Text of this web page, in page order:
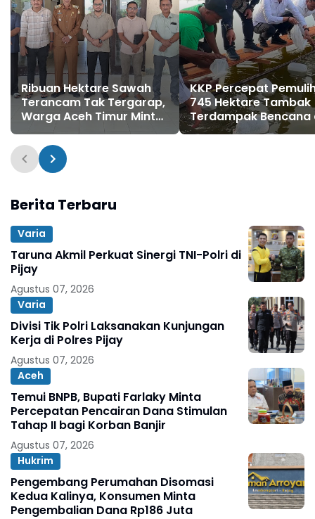
Ribuan Hektare Sawah
Terancam Tak Tergarap,
Warga Aceh Timur Minta
Haji Uma Perjuangkan
Penanganan Darurat
KKP Percepat
745 Hektare Tambak
Terdampak Bencana
Pidie Jaya
Berita Terbaru
Varia
Taruna Akmil Perkuat Sinergi TNI-Polri di
Pijay
Agustus 07, 2026
Varia
Divisi Tik Polri Laksanakan Kunjungan
Kerja di Polres Pijay
Agustus 07, 2026
Aceh
Temui BNPB, Bupati Farlaky Minta
Percepatan Pencairan Dana Stimulan
Tahap II bagi Korban Banjir
Agustus 07, 2026
Hukrim
Pengembang Perumahan Disomasi
Kedua Kalinya, Konsumen Minta
Pengembalian Dana Rp186 Juta